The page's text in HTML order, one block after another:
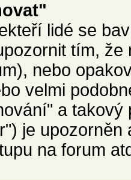
lidé se
tím,
nebo
velmi
a
je
na forum